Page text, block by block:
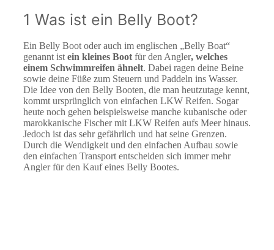
1 Was ist ein Belly Boot?
Ein Belly Boot oder auch im englischen „Belly Boat“
genannt ist ein kleines Boot für den Angler, welches
einem Schwimmreifen ähnelt. Dabei ragen deine Beine
sowie deine Füße zum Steuern und Paddeln ins Wasser.
Die Idee von den Belly Booten, die man heutzutage kennt,
kommt ursprünglich von einfachen LKW Reifen. Sogar
heute noch gehen beispielsweise manche kubanische oder
marokkanische Fischer mit LKW Reifen aufs Meer hinaus.
Jedoch ist das sehr gefährlich und hat seine Grenzen.
Durch die Wendigkeit und den einfachen Aufbau sowie
den einfachen Transport entscheiden sich immer mehr
Angler für den Kauf eines Belly Bootes.